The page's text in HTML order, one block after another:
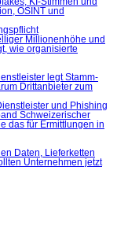
und Phishing